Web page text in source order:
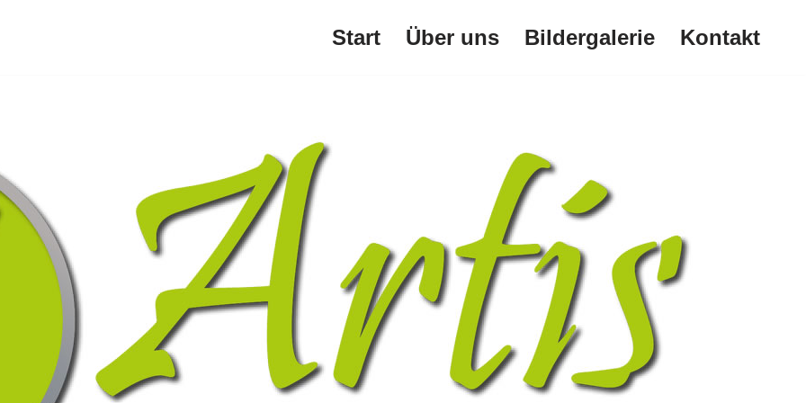
Start Über uns Bildergalerie Kontakt